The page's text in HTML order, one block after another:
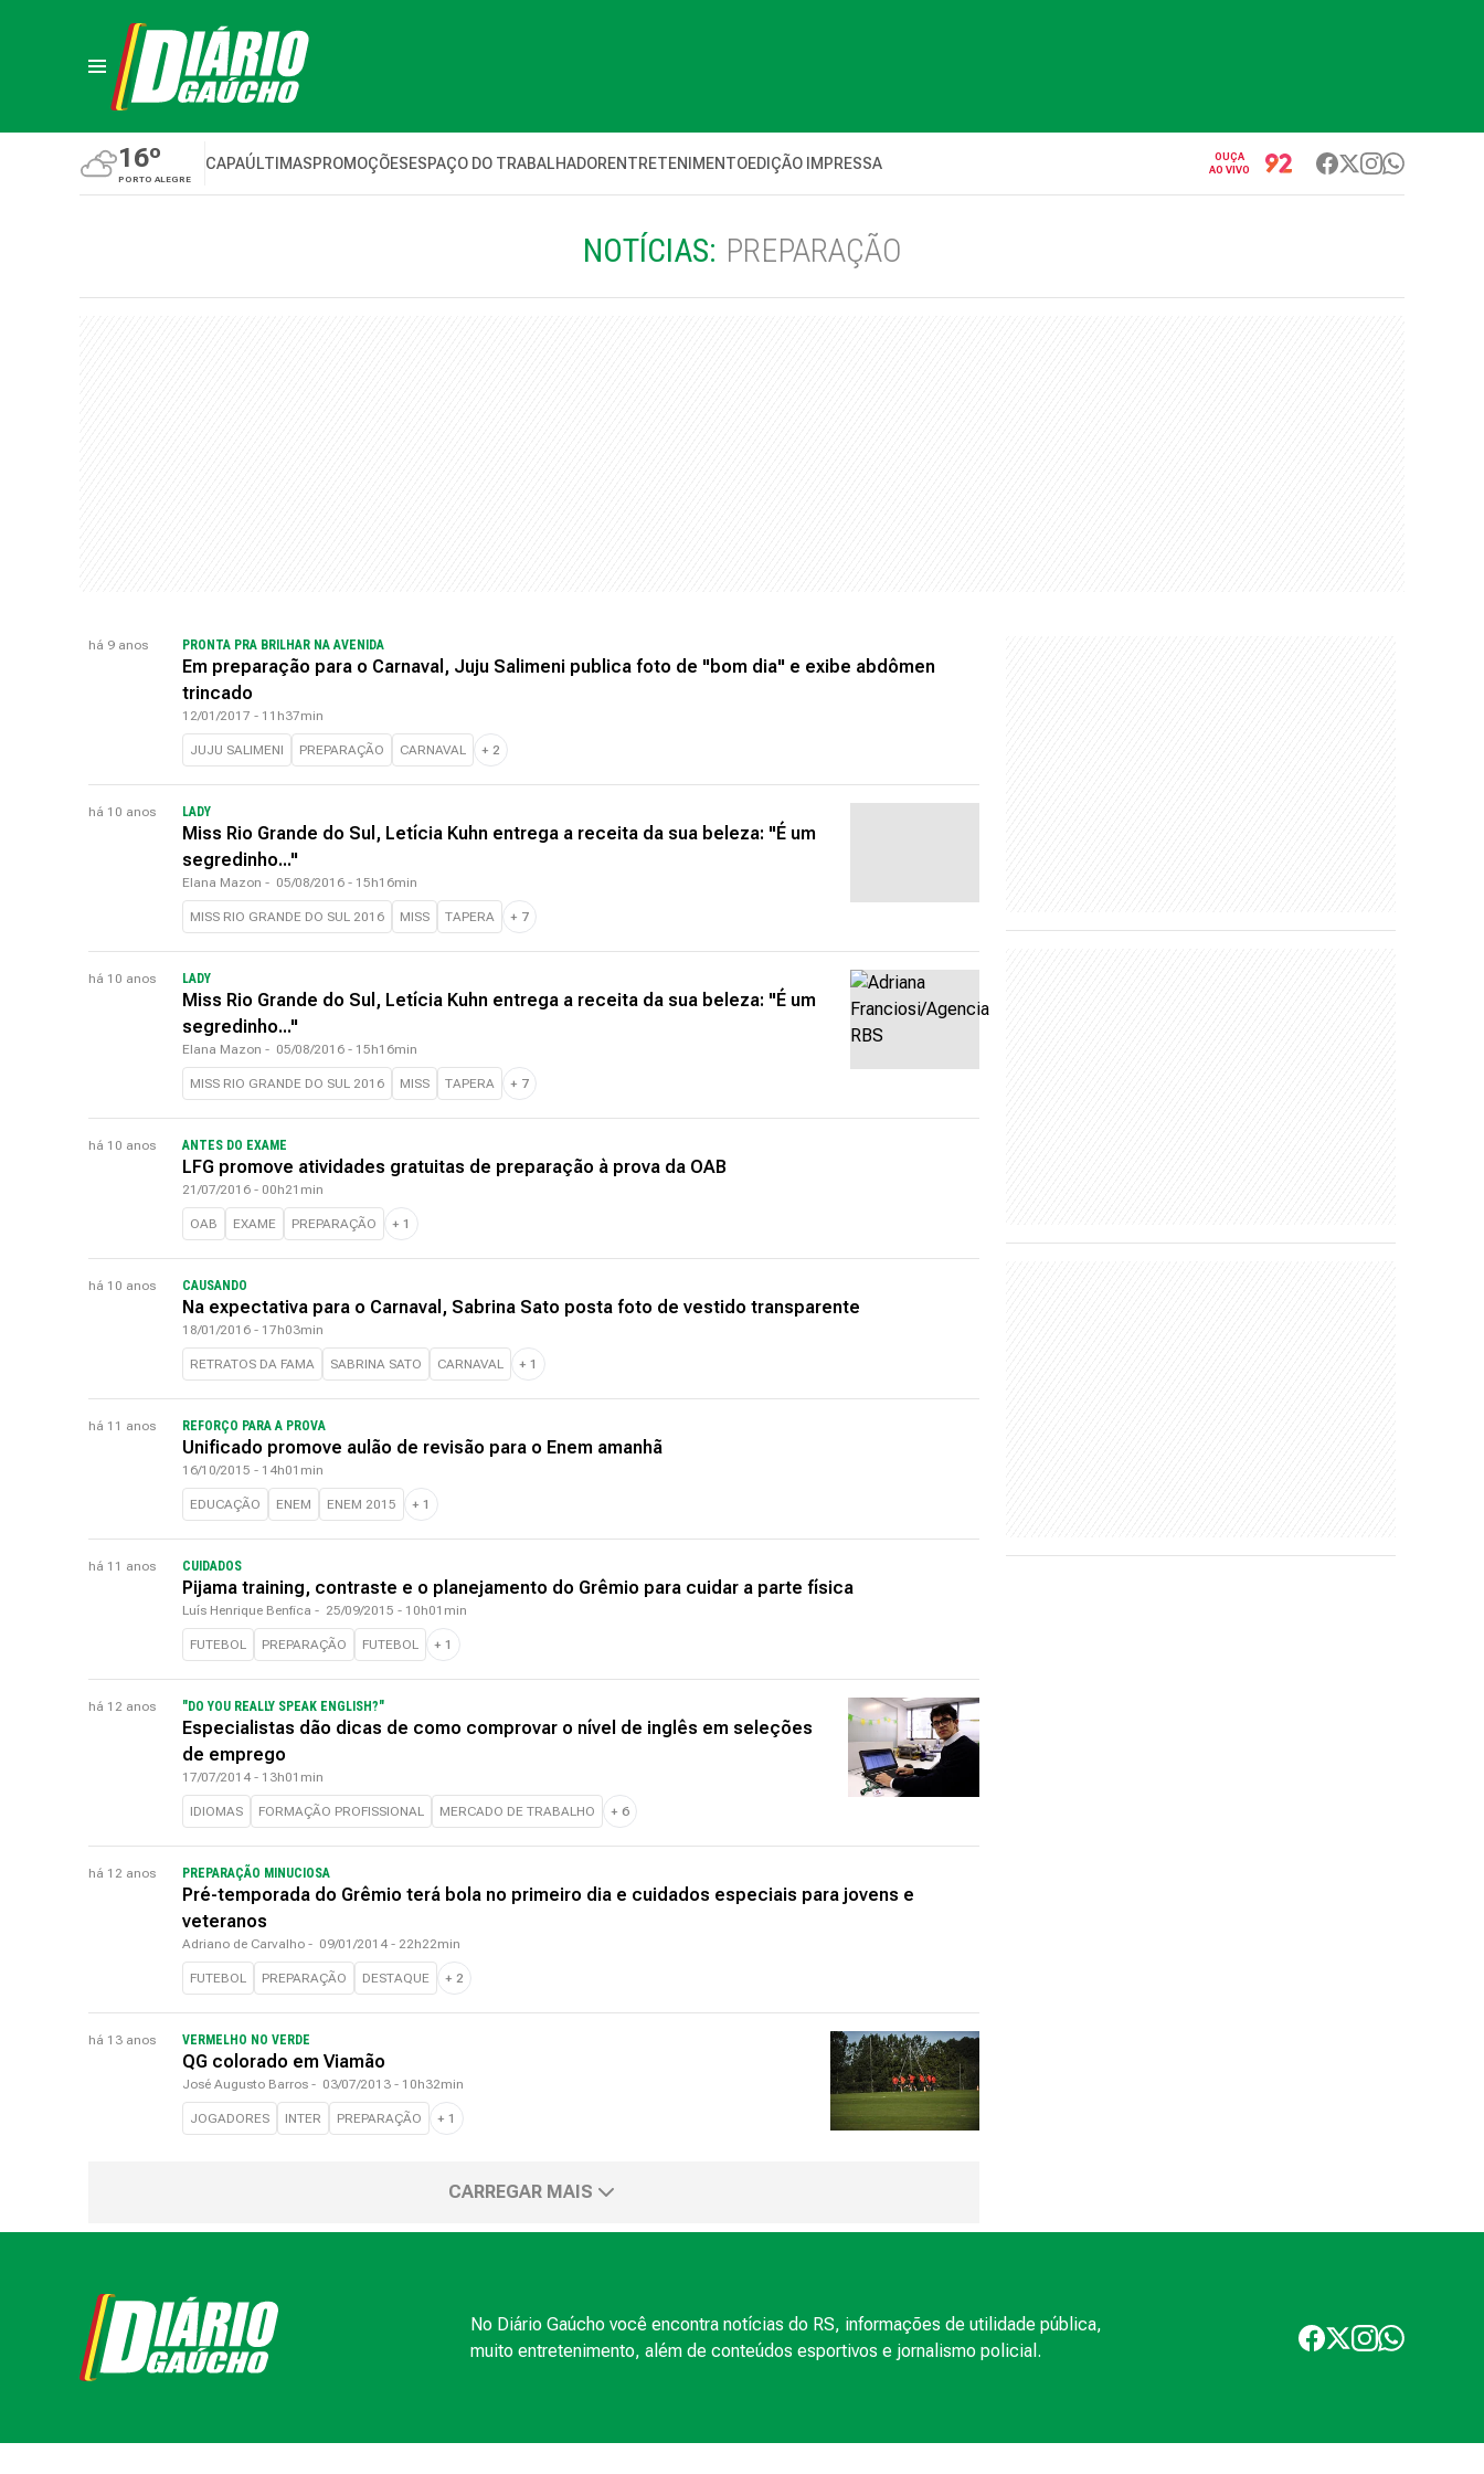
16º
PORTO ALEGRE
CAPAÚLTIMASPROMOÇÕESESPAÇO DO TRABALHADORENTRETENIMENTOEDIÇÃO IMPRESSA
OUÇA
AO VIVO
NOTÍCIAS: PREPARAÇÃO
há 9 anos PRONTA PRA BRILHAR NA AVENIDA
Em preparação para o Carnaval, Juju Salimeni publica foto de "bom dia" e exibe abdômen
trincado
12/01/2017 - 11h37min
JUJU SALIMENI PREPARAÇÃO CARNAVAL + 2
há 10 anos LADY
Miss Rio Grande do Sul, Letícia Kuhn entrega a receita da sua beleza: "É um
segredinho..."
Elana Mazon - 05/08/2016 - 15h16min
MISS RIO GRANDE DO SUL 2016 MISS TAPERA + 7
há 10 anos LADY
Miss Rio Grande do Sul, Letícia Kuhn entrega a receita da sua beleza: "É um
segredinho..."
Elana Mazon - 05/08/2016 - 15h16min
MISS RIO GRANDE DO SUL 2016 MISS TAPERA + 7
há 10 anos ANTES DO EXAME
LFG promove atividades gratuitas de preparação à prova da OAB
21/07/2016 - 00h21min
OAB EXAME PREPARAÇÃO + 1
há 10 anos CAUSANDO
Na expectativa para o Carnaval, Sabrina Sato posta foto de vestido transparente
18/01/2016 - 17h03min
RETRATOS DA FAMA SABRINA SATO CARNAVAL + 1
há 11 anos REFORÇO PARA A PROVA
Unificado promove aulão de revisão para o Enem amanhã
16/10/2015 - 14h01min
EDUCAÇÃO ENEM ENEM 2015 + 1
há 11 anos CUIDADOS
Pijama training, contraste e o planejamento do Grêmio para cuidar a parte física
Luís Henrique Benfica - 25/09/2015 - 10h01min
FUTEBOL PREPARAÇÃO FUTEBOL + 1
há 12 anos "DO YOU REALLY SPEAK ENGLISH?"
Especialistas dão dicas de como comprovar o nível de inglês em seleções
de emprego
17/07/2014 - 13h01min
IDIOMAS FORMAÇÃO PROFISSIONAL MERCADO DE TRABALHO + 6
há 12 anos PREPARAÇÃO MINUCIOSA
Pré-temporada do Grêmio terá bola no primeiro dia e cuidados especiais para jovens e
veteranos
Adriano de Carvalho - 09/01/2014 - 22h22min
FUTEBOL PREPARAÇÃO DESTAQUE + 2
há 13 anos VERMELHO NO VERDE
QG colorado em Viamão
José Augusto Barros - 03/07/2013 - 10h32min
JOGADORES INTER PREPARAÇÃO + 1
CARREGAR MAIS
No Diário Gaúcho você encontra notícias do RS, informações de utilidade pública,
muito entretenimento, além de conteúdos esportivos e jornalismo policial.